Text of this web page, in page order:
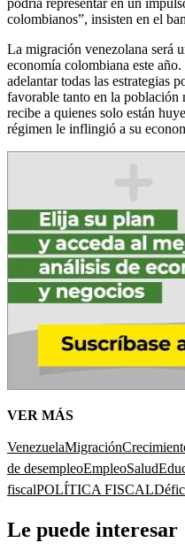
colombianos”, insisten en el
La migración venezolana será
economía colombiana este
adelantar todas las estrategias
favorable tanto en la población
recibe a quienes solo están
régimen le inflingió a su
VER MÁS
VenezuelaMigración
de desempleoEmpleoSalud
fiscalPOLÍTICA FISCAL
Le puede interesar